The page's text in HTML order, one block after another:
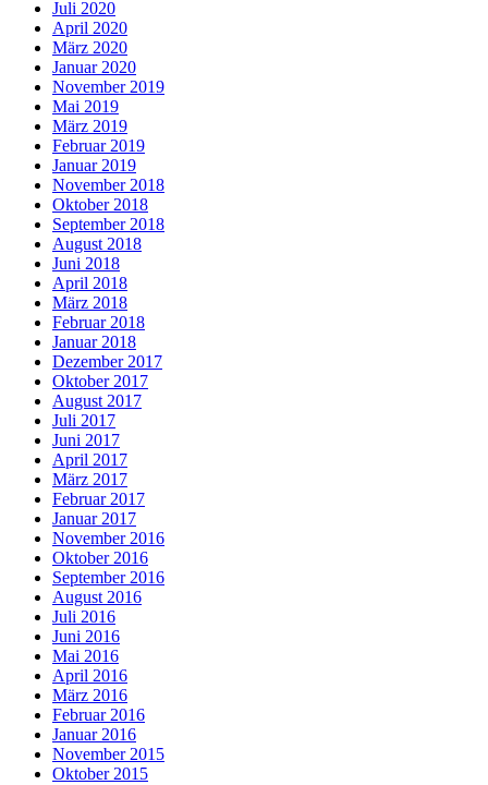
Juli 2020
April 2020
März 2020
Januar 2020
November 2019
Mai 2019
März 2019
Februar 2019
Januar 2019
November 2018
Oktober 2018
September 2018
August 2018
Juni 2018
April 2018
März 2018
Februar 2018
Januar 2018
Dezember 2017
Oktober 2017
August 2017
Juli 2017
Juni 2017
April 2017
März 2017
Februar 2017
Januar 2017
November 2016
Oktober 2016
September 2016
August 2016
Juli 2016
Juni 2016
Mai 2016
April 2016
März 2016
Februar 2016
Januar 2016
November 2015
Oktober 2015